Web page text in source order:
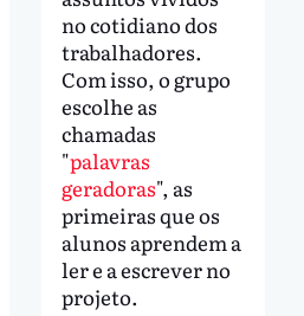
no cotidiano dos
trabalhadores.
Com isso, o grupo
escolhe as
chamadas
"palavras
geradoras", as
primeiras que os
alunos aprendem a
ler e a escrever no
projeto.